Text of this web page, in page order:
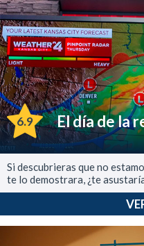
6.9 El día de la
Si descubrieras que no
te lo demostrara, ¿te